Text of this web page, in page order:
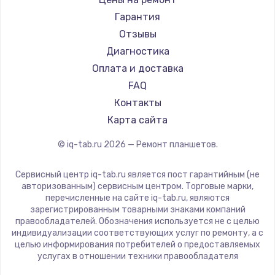
Amazon
Aquarius
Philips
Dell
HP
Getac
ZTE
CHUWI
Гарантия
Отзывы
Диагностика
Оплата и доставка
FAQ
Контакты
Карта сайта
© iq-tab.ru 2026 — Ремонт планшетов.
Сервисный центр iq-tab.ru является пост гарантийным (не
авторизованным) сервисным центром. Торговые марки,
перечисленные на сайте iq-tab.ru, являются
зарегистрированным товарными знаками компаний
правообладателей. Обозначения используется не с целью
индивидуализации соответствующих услуг по ремонту, а с
целью информирования потребителей о предоставляемых
услугах в отношении техники правообладателя